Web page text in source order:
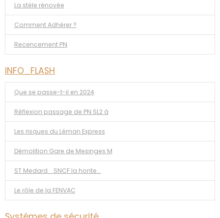
La stèle rénovée
Comment Adhérer ?
Recencement PN
INFO_FLASH
Que se passe-t-il en 2024
Réflexion passage de PN SL2 à
Les risques du Léman Express
Démolition Gare de Mesinges M
ST Medard _SNCF la honte...
Le rôle de la FENVAC